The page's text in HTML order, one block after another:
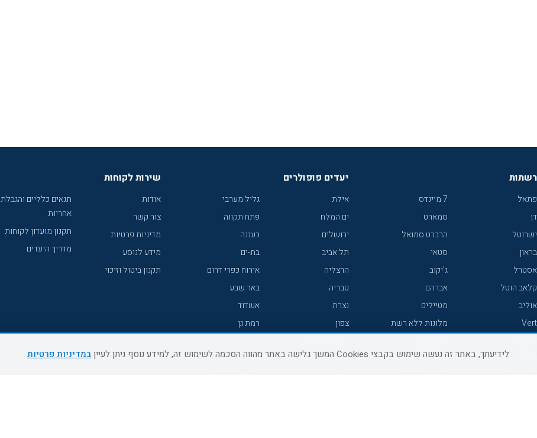
רשתות
פתאל
דן
ישרוטל
בראון
אסטרל
קלאב הוטל
אוליב
Vert
7 מיינדס
סמארט
הרברט סמואל
סטאי
ג'יקוב
אברהם
מטיילים
מלונות ללא רשת
קראון פלאזה
יעדים פופולרים
אילת
ים המלח
ירושלים
תל אביב
הרצליה
טבריה
נצרת
צפון
נתניה
גליל מערבי
פתח תקווה
רעננה
בת-ים
אירוח כפרי דרום
באר שבע
אשדוד
רמת גן
עכו
שירות לקוחות
אודות
צור קשר
מדיניות פרטיות
מידע לנוסע
תקנון ביטול וזיכוי
תנאים כלליים והגבלת
אחריות
תקנון מועדון לקוחות
מדריך היעדים
לידיעתך, באתר זה נעשה שימוש בקבצי Cookies המשך גלישה באתר מהווה הסכמה לשימוש זה, למידע נוסף ניתן לעיין במדיניות פרטיות